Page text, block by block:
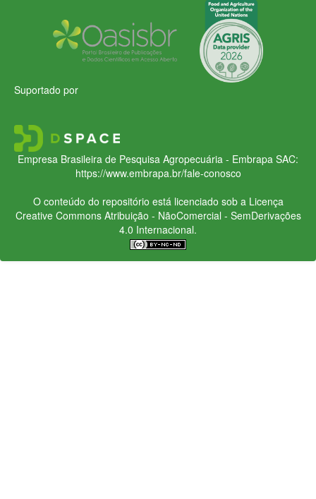
Suportado por
Empresa Brasileira de Pesquisa Agropecuária - Embrapa SAC:
https://www.embrapa.br/fale-conosco
O conteúdo do repositório está licenciado sob a Licença
Creative CommonsAtribuição - NãoComercial - SemDerivações
4.0 Internacional.